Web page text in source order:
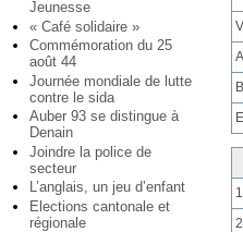
Jeunesse
« Café solidaire »
Commémoration du 25
août 44
Journée mondiale de lutte
contre le sida
Auber 93 se distingue à
Denain
Joindre la police de
secteur
L’anglais, un jeu d’enfant
Elections cantonale et
régionale